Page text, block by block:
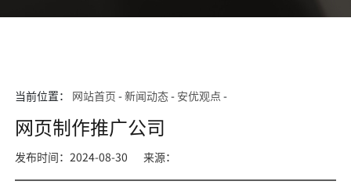
当前位置： 网站首页 -新闻动态- 安优观点 -
网页制作推广公司
发布时间：2024-08-30 来源：